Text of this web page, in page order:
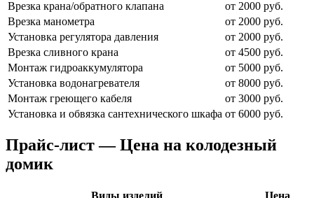
Врезка крана/обратного клапана
от 2000 руб.
Врезка манометра
от 2000 руб.
Установка регулятора давления
от 2000 руб.
Врезка сливного крана
от 4500 руб.
Монтаж гидроаккумулятора
от 5000 руб.
Установка водонагревателя
от 8000 руб.
Монтаж греющего кабеля
от 3000 руб.
Установка и обвязка сантехнического шкафа от 6000 руб.
Прайс-лист — Цена на колодезный
домик